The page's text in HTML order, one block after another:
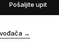
Pošaljite upit
→